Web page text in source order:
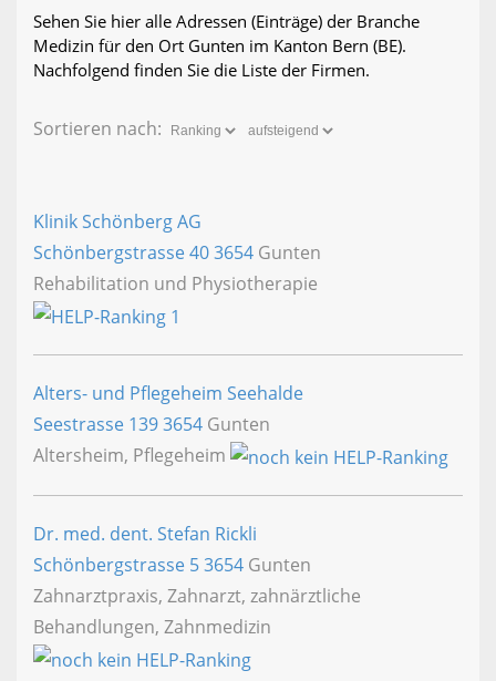
Sehen Sie hier alle Adressen (Einträge) der Branche
Medizin für den Ort Gunten im Kanton Bern (BE).
Nachfolgend finden Sie die Liste der Firmen.
Sortieren nach:
Klinik Schönberg AG
Schönbergstrasse 403654 Gunten
Rehabilitation und Physiotherapie
Alters- und Pflegeheim Seehalde
Seestrasse 1393654 Gunten
Altersheim, Pflegeheim
Dr. med. dent. Stefan Rickli
Schönbergstrasse 53654 Gunten
Zahnarztpraxis, Zahnarzt, zahnärztliche
Behandlungen, Zahnmedizin